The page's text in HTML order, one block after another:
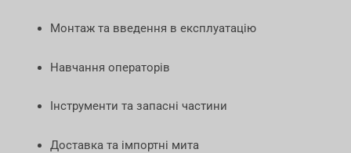
Монтаж та введення в експлуатацію
Навчання операторів
Інструменти та запасні частини
Доставка та імпортні мита